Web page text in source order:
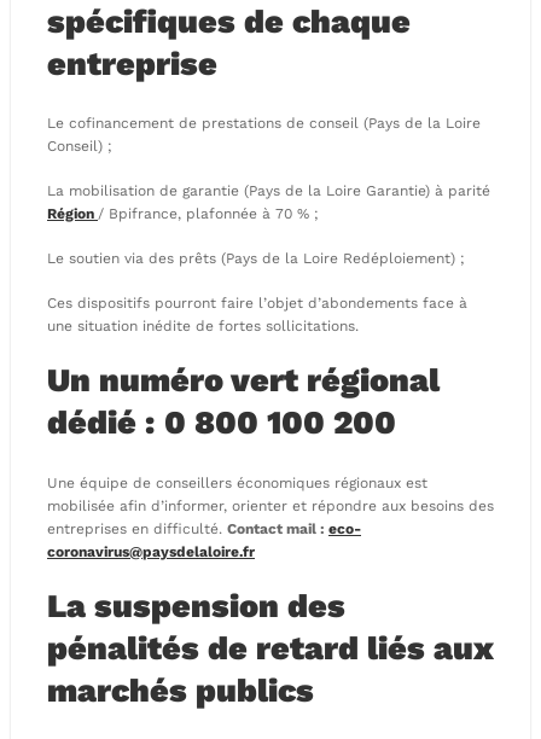
spécifiques de chaque
entreprise
Le cofinancement de prestations de conseil (Pays de la Loire
Conseil) ;
La mobilisation de garantie (Pays de la Loire Garantie) à parité
Région / Bpifrance, plafonnée à 70 % ;
Le soutien via des prêts (Pays de la Loire Redéploiement) ;
Ces dispositifs pourront faire l’objet d’abondements face à
une situation inédite de fortes sollicitations.
Un numéro vert régional
dédié : 0 800 100 200
Une équipe de conseillers économiques régionaux est
mobilisée afin d’informer, orienter et répondre aux besoins des
entreprises en difficulté. Contact mail : eco-
coronavirus@paysdelaloire.fr
La suspension des
pénalités de retard liés aux
marchés publics